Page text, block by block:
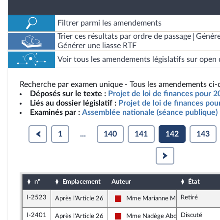
Filtrer parmi les amendements
Trier ces résultats par ordre de passage
Générer une liasse RTF
Voir tous les amendements législatifs sur open
Recherche par examen unique - Tous les amendements
Déposés sur le texte : Projet de loi de finances pour
Liés au dossier législatif : Projet de loi de finances
Examinés par : Assemblée nationale (séance publique)
1 ... 140 141 142 143
n° Emplacement Auteur État
I-2523 Après l'Article 26
La France insoumise - Nouveau
Mme Marianne MaximiRetiré
I-2401 Après l'Article 26 Mme Nadège Abomangoli
Discuté